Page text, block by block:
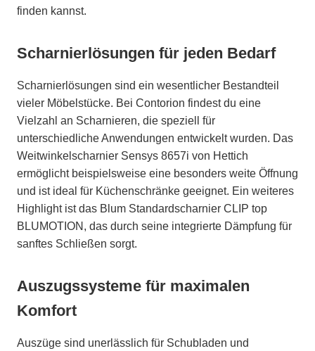
finden kannst.
Scharnierlösungen für jeden Bedarf
Scharnierlösungen sind ein wesentlicher Bestandteil
vieler Möbelstücke. Bei Contorion findest du eine
Vielzahl an Scharnieren, die speziell für
unterschiedliche Anwendungen entwickelt wurden. Das
Weitwinkelscharnier Sensys 8657i von Hettich
ermöglicht beispielsweise eine besonders weite Öffnung
und ist ideal für Küchenschränke geeignet. Ein weiteres
Highlight ist das Blum Standardscharnier CLIP top
BLUMOTION, das durch seine integrierte Dämpfung für
sanftes Schließen sorgt.
Auszugssysteme für maximalen
Komfort
Auszüge sind unerlässlich für Schubladen und